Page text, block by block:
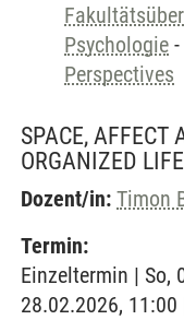
Psychologie -
Perspectives
SPACE, AFFECT
ORGANIZED LIFE
Dozent/in: Timon
Termin:
Einzeltermin | So,
28.02.2026,